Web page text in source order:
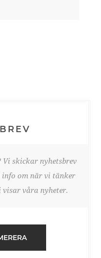
skickar nyhetsbrev
info om när vi tänker
visar våra nyheter.